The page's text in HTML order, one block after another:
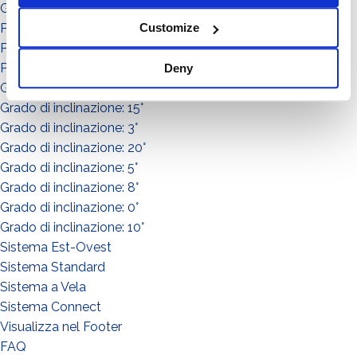
Customize
Deny
Grado di inclinazione: 12°
Potenza: da 151 a in su
Potenza: da 0 a 50
Potenza: da 51 a 150
Grado di inclinazione: 30°
Grado di inclinazione: 15°
Grado di inclinazione: 3°
Grado di inclinazione: 20°
Grado di inclinazione: 5°
Grado di inclinazione: 8°
Grado di inclinazione: 0°
Grado di inclinazione: 10°
Sistema Est-Ovest
Sistema Standard
Sistema a Vela
Sistema Connect
Visualizza nel Footer
FAQ